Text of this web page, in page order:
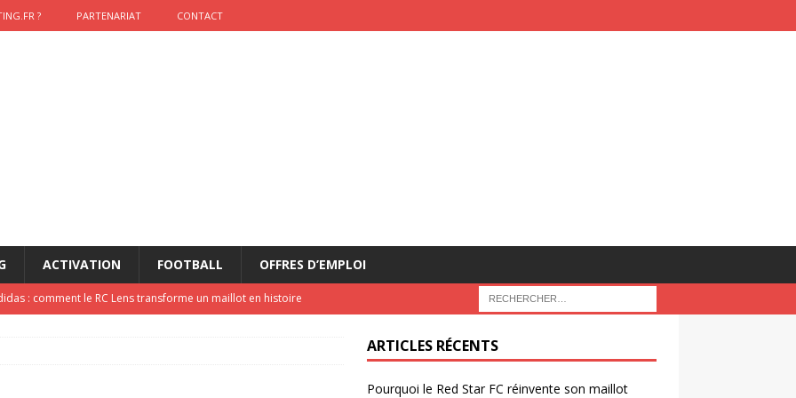
? PARTENARIAT CONTACT
ACTIVATION FOOTBALL OFFRES D’EMPLOI
: comment le RC Lens transforme un maillot en histoire
de Zinedine Zidane par adidas est de retour à
ARTICLES RÉCENTS
Pourquoi le Red Star FC réinvente son maillot